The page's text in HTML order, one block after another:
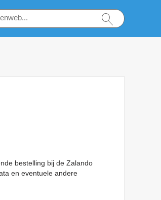
bestelling bij de Zalando
en eventuele andere